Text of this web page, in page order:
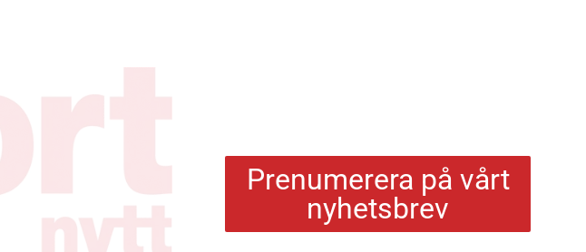
Prenumerera på vårt
nyhetsbrev